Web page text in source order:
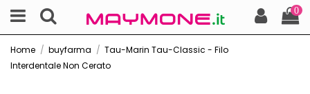
0
Home buyfarma
Tau-Marin Tau-Classic - Filo
Interdentale Non Cerato